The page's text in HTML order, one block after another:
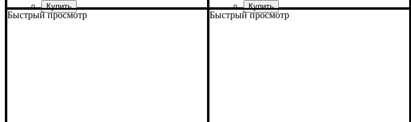
Пол: Мужской
Производитель: Macron
Цвет: Салатовый Пол: Мужской
Производитель: Macron
Цвет: Красный
Быстрый просмотр Быстрый просмотр